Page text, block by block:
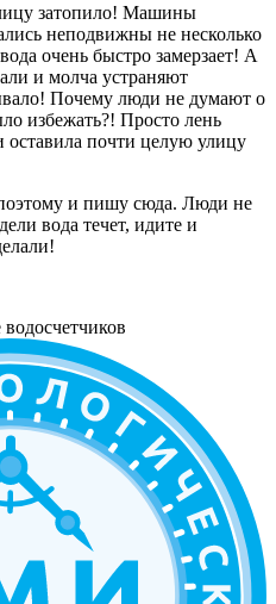
затопило! Машины
неподвижны не несколько
очень быстро замерзает! А
и молча устраняют
Почему люди не думают о
избежать?! Просто лень
оставила почти целую улицу
и пишу сюда. Люди не
вода течет, идите и